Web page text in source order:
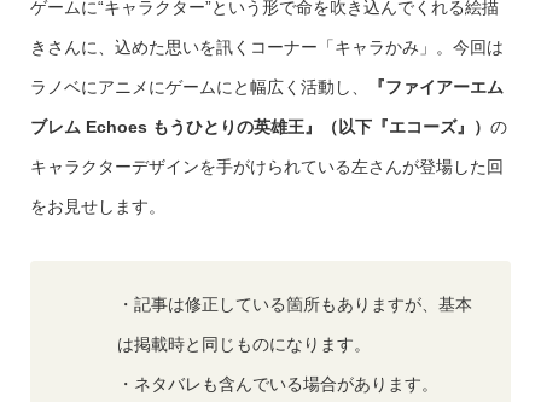
ゲームに“キャラクター”という形で命を吹き込んでくれる絵描
きさんに、込めた思いを訊くコーナー「キャラかみ」。今回は
ラノベにアニメにゲームにと幅広く活動し、 『ファイアーエム
ブレム Echoes もうひとりの英雄王』（以下『エコーズ』） の
キャラクターデザインを手がけられている左さんが登場した回
をお見せします。
・記事は修正している箇所もありますが、基本
は掲載時と同じものになります。
・ネタバレも含んでいる場合があります。